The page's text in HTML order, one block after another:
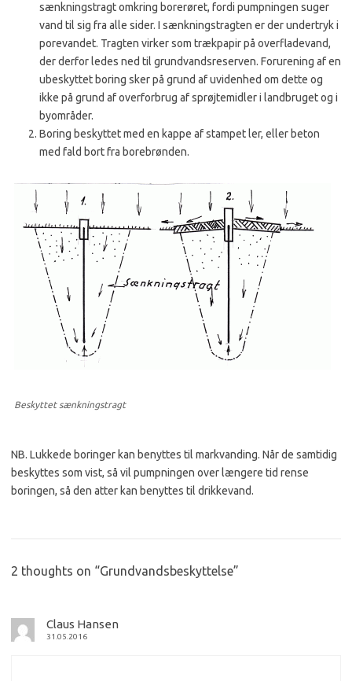
sænkningstragt omkring borerøret, fordi pumpningen suger
vand til sig fra alle sider. I sænkningstragten er der undertryk i
porevandet. Tragten virker som trækpapir på overfladevand,
der derfor ledes ned til grundvandsreserven. Forurening af en
ubeskyttet boring sker på grund af uvidenhed om dette og
ikke på grund af overforbrug af sprøjtemidler i landbruget og i
byområder.
Boring beskyttet med en kappe af stampet ler, eller beton
med fald bort fra borebrønden.
Beskyttet sænkningstragt
NB. Lukkede boringer kan benyttes til markvanding. Når de samtidig
beskyttes som vist, så vil pumpningen over længere tid rense
boringen, så den atter kan benyttes til drikkevand.
2 thoughts on “Grundvandsbeskyttelse”
Claus Hansen
31.05.2016